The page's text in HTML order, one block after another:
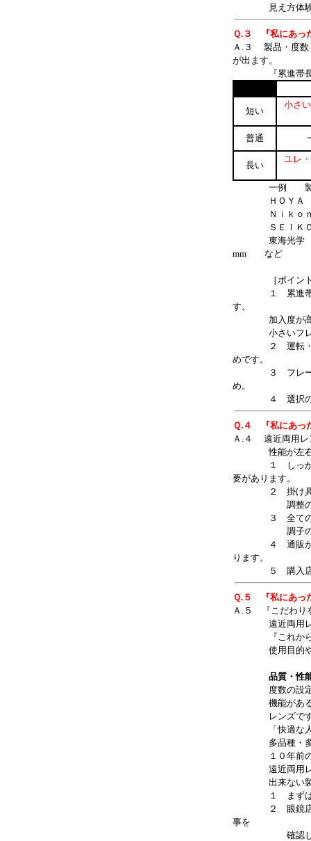
見え方体験・
Ｑ.３ 『私にあっ
Ａ.３ 製品・度数
が出ます。
『累進帯長』
短い
小さ
普通
長い
ユレ
一例 製品には
ＨＯＹＡ
Ｎｉｋｏｎ
ＳＥＩＫＯ
東海光学 グ
mm など
［ポイント
１ 累進帯長の
す。
加入度が高く
小さいフレー
２ 運転・スポ
めです。
３ フレームに
め。
４ 選択の際に
Ｑ.４ 『私にあっ
Ａ.４ 遠近両用レ
性能が左右
１ しっかりと
要があります。
２ 掛け具合の
調整の出来に
３ 全ての選択
調子の悪い
４ 通販が出来
ります。
５ 購入店・担
Ｑ.５ 『私にあっ
Ａ.５ 『こだわり
遠近両用レン
『これから使
使用目的や違
品質・性
度数の設定、ア
機能がある以上
レンズですが
「快適な人も
多品種・多機
１０年前の設
遠近両用レン
出来ない製
１ まずは事前
２ 眼鏡店では
事を
確認して